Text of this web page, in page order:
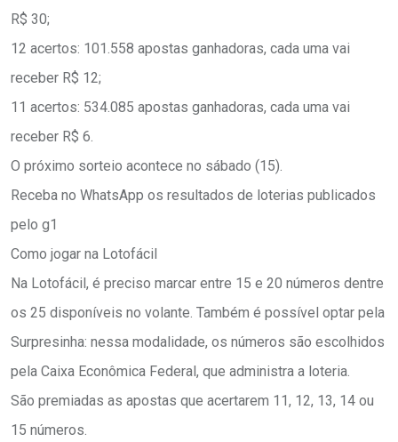
R$ 30;
12 acertos: 101.558 apostas ganhadoras, cada uma vai
receber R$ 12;
11 acertos: 534.085 apostas ganhadoras, cada uma vai
receber R$ 6.
O próximo sorteio acontece no sábado (15).
Receba no WhatsApp os resultados de loterias publicados
pelo g1
Como jogar na Lotofácil
Na Lotofácil, é preciso marcar entre 15 e 20 números dentre
os 25 disponíveis no volante. Também é possível optar pela
Surpresinha: nessa modalidade, os números são escolhidos
pela Caixa Econômica Federal, que administra a loteria.
São premiadas as apostas que acertarem 11, 12, 13, 14 ou
15 números.